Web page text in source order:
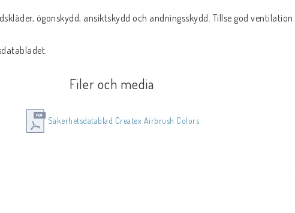
ögonskydd, ansiktskydd och andningsskydd. Tillse god ventilation.
Filer och media
Säkerhetsdatablad Createx Airbrush Colors